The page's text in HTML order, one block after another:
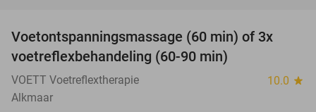
45%
OUT
Voetontspanningsmassage (60 min) of 3x
voetreflexbehandeling (60-90 min)
VOETT Voetreflextherapie 10.0 star
Alkmaar